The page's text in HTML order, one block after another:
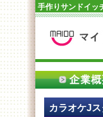
手作りサンドイ
カラオケJ